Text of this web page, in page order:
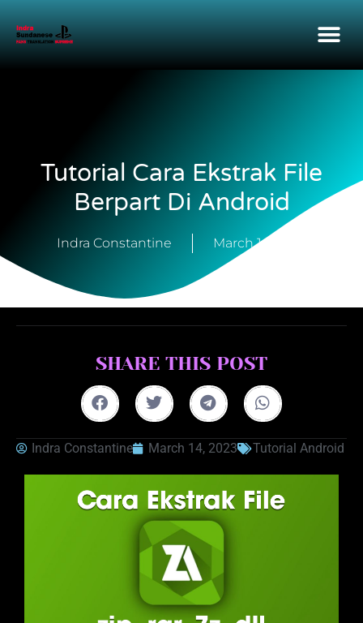
Tutorial Cara Ekstrak File
Berpart Di Android
Indra Constantine March 14, 2023
SHARE THIS POST
Indra Constantine March 14, 2023 Tutorial Android